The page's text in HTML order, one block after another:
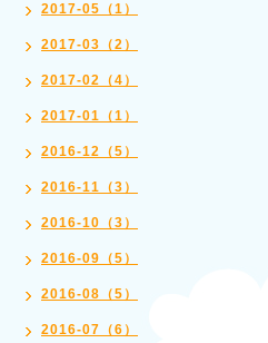
2017-05（1）
2017-03（2）
2017-02（4）
2017-01（1）
2016-12（5）
2016-11（3）
2016-10（3）
2016-09（5）
2016-08（5）
2016-07（6）